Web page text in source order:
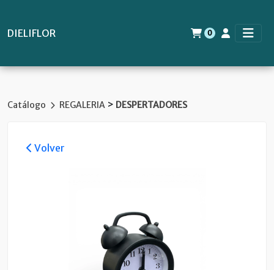
DIELIFLOR 0
Catálogo REGALERIA > DESPERTADORES
Volver